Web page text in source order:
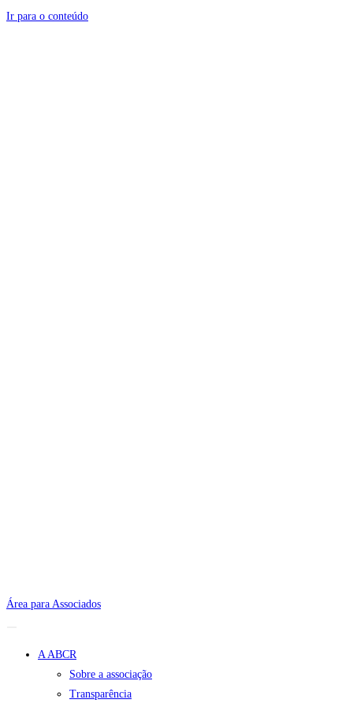
Ir para o conteúdo
Área para Associados
A ABCR
Sobre a associação
Transparência